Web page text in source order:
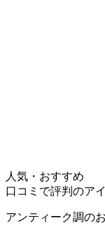
人気・おすすめ
口コミで評判のア
アンティーク調の